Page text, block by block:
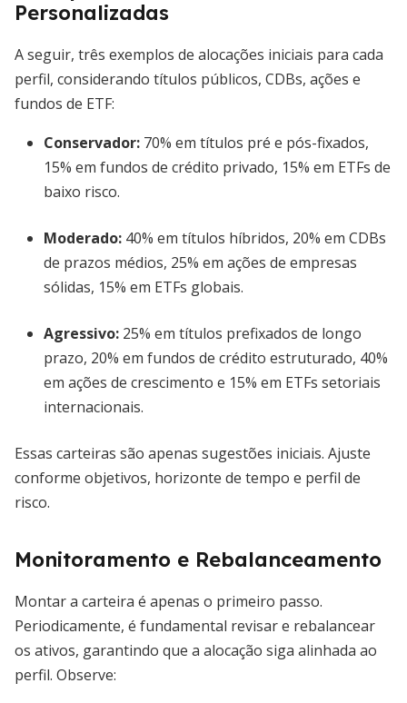
Personalizadas
A seguir, três exemplos de alocações iniciais para cada
perfil, considerando títulos públicos, CDBs, ações e
fundos de ETF:
Conservador: 70% em títulos pré e pós-fixados,
15% em fundos de crédito privado, 15% em ETFs de
baixo risco.
Moderado: 40% em títulos híbridos, 20% em CDBs
de prazos médios, 25% em ações de empresas
sólidas, 15% em ETFs globais.
Agressivo: 25% em títulos prefixados de longo
prazo, 20% em fundos de crédito estruturado, 40%
em ações de crescimento e 15% em ETFs setoriais
internacionais.
Essas carteiras são apenas sugestões iniciais. Ajuste
conforme objetivos, horizonte de tempo e perfil de
risco.
Monitoramento e Rebalanceamento
Montar a carteira é apenas o primeiro passo.
Periodicamente, é fundamental revisar e rebalancear
os ativos, garantindo que a alocação siga alinhada ao
perfil. Observe: